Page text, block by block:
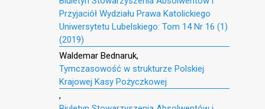
Przyjaciół Wydziału Prawa Katolickiego
Uniwersytetu Lubelskiego: Tom 14 Nr 16 (1)
(2019)
Waldemar Bednaruk,
Tymczasowość w strukturze Polskiej
Krajowej Kasy Pożyczkowej
,